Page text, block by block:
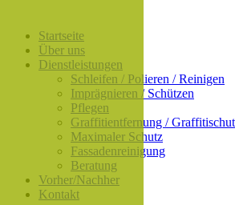
Startseite
Über uns
Dienstleistungen
Schleifen / Polieren / Reinigen
Imprägnieren / Schützen
Pflegen
Graffitientfernung /
Maximaler Schutz
Fassadenreinigung
Beratung
Vorher/Nachher
Kontakt